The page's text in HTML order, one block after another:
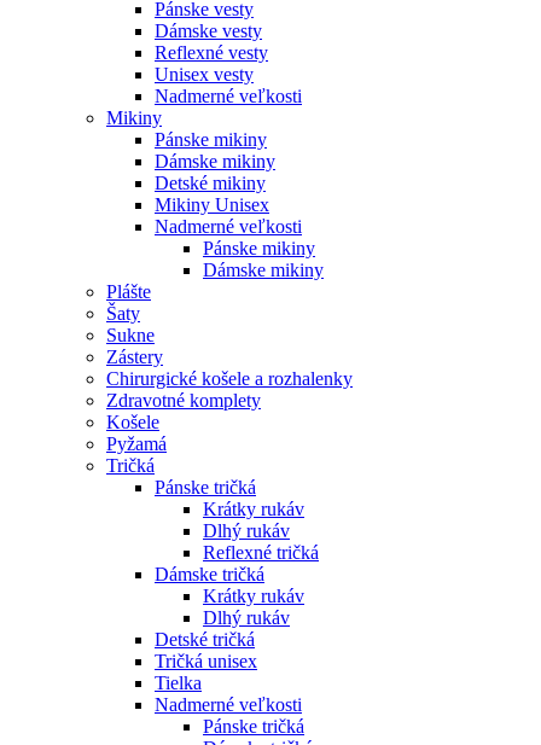
Pánske vesty
Dámske vesty
Reflexné vesty
Unisex vesty
Nadmerné veľkosti
Mikiny
Pánske mikiny
Dámske mikiny
Detské mikiny
Mikiny Unisex
Nadmerné veľkosti
Pánske mikiny
Dámske mikiny
Plášte
Šaty
Sukne
Zástery
Chirurgické košele a rozhalenky
Zdravotné komplety
Košele
Pyžamá
Tričká
Pánske tričká
Krátky rukáv
Dlhý rukáv
Reflexné tričká
Dámske tričká
Krátky rukáv
Dlhý rukáv
Detské tričká
Tričká unisex
Tielka
Nadmerné veľkosti
Pánske tričká